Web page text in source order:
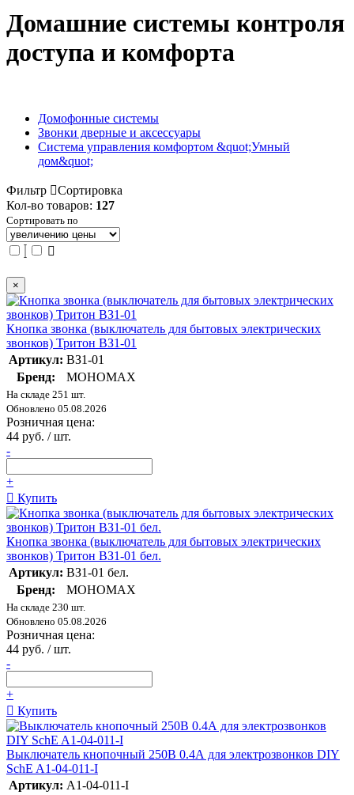
Домашние системы контроля
доступа и комфорта
Домофонные системы
Звонки дверные и аксессуары
Система управления комфортом &quot;Умный
дом&quot;
Фильтр
Сортировка
Кол-во товаров: 127
Сортировать по
×
Кнопка звонка (выключатель для бытовых электрических
звонков) Тритон ВЗ1-01
Артикул: ВЗ1-01
Бренд:
МОНОМАХ
На складе 251 шт.
Обновлено 05.08.2026
Розничная цена:
44 руб. / шт.
-
+
Купить
Кнопка звонка (выключатель для бытовых электрических
звонков) Тритон ВЗ1-01 бел.
Артикул: ВЗ1-01 бел.
Бренд:
МОНОМАХ
На складе 230 шт.
Обновлено 05.08.2026
Розничная цена:
44 руб. / шт.
-
+
Купить
Выключатель кнопочный 250В 0.4А для электрозвонков DIY
SchE A1-04-011-I
Артикул: A1-04-011-I